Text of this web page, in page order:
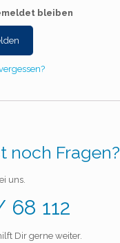
bleiben
noch Fragen?
uns.
68 112
Dir gerne weiter.